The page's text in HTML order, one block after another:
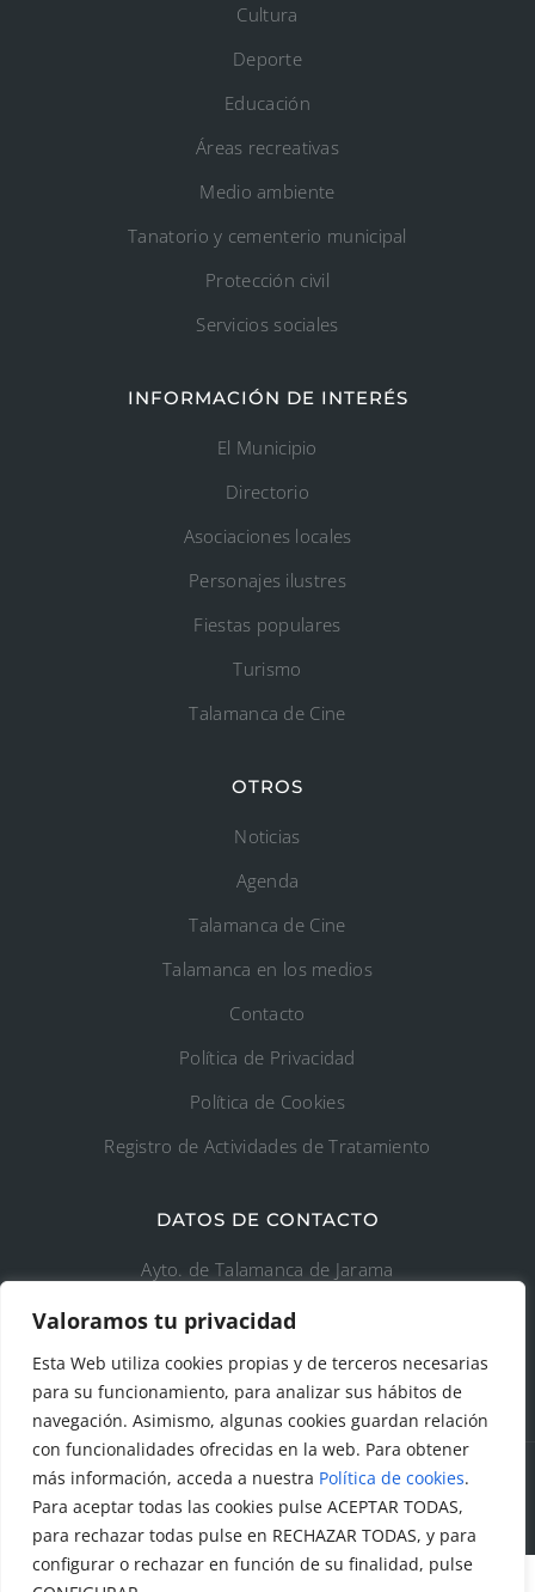
Valoramos tu privacidad
Esta Web utiliza cookies propias y de terceros necesarias
para su funcionamiento, para analizar sus hábitos de
navegación. Asimismo, algunas cookies guardan relación
con funcionalidades ofrecidas en la web. Para obtener
más información, acceda a nuestra Política de cookies.
Para aceptar todas las cookies pulse ACEPTAR TODAS,
para rechazar todas pulse en RECHAZAR TODAS, y para
configurar o rechazar en función de su finalidad, pulse
Cultura
Deporte
Educación
Áreas recreativas
Medio ambiente
Tanatorio y cementerio municipal
Protección civil
Servicios sociales
INFORMACIÓN DE INTERÉS
El Municipio
Directorio
Asociaciones locales
Personajes ilustres
Fiestas populares
Turismo
Talamanca de Cine
OTROS
Noticias
Agenda
Talamanca de Cine
Talamanca en los medios
Contacto
Política de Privacidad
Política de Cookies
Registro de Actividades de Tratamiento
DATOS DE CONTACTO
Ayto. de Talamanca de Jarama
C/Fuente del Arca, 19 28160 Talamanca de
Jarama (Madrid)
© Todos los derechos reservados. Ayuntamiento Talamanca
de Jarama Diseñado y creado porFactor Ideas